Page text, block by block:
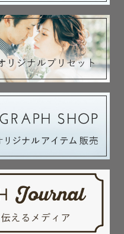
いうときに「　ブラック
アルファベット　」※全
きに「　シャボン玉自動
が限られております。
ですのでご了承くださ
タンダードプランのみ
以上
残させてください♡